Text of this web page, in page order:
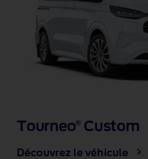
Tourneo® Custom
Découvrez le véhicule